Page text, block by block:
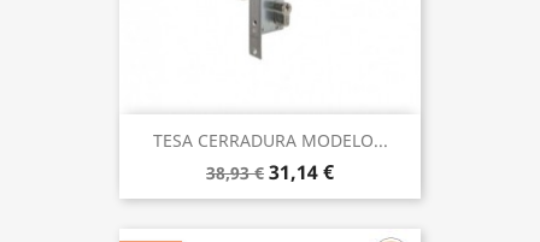
TESA CERRADURA MODELO...
38,93 € 31,14 €